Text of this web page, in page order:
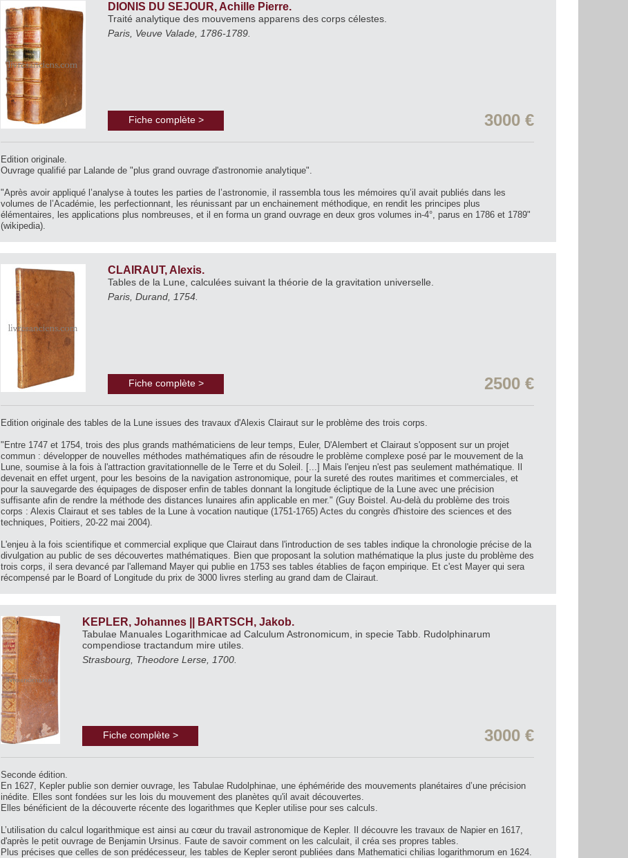
DIONIS DU SEJOUR, Achille Pierre.
Traité analytique des mouvemens apparens des corps célestes.
Paris, Veuve Valade, 1786-1789.
Fiche complète > 3000 €
Edition originale.
Ouvrage qualifié par Lalande de "plus grand ouvrage d'astronomie analytique".
"Après avoir appliqué l’analyse à toutes les parties de l’astronomie, il rassembla tous les mémoires qu’il avait publiés dans les
volumes de l’Académie, les perfectionnant, les réunissant par un enchainement méthodique, en rendit les principes plus
élémentaires, les applications plus nombreuses, et il en forma un grand ouvrage en deux gros volumes in-4°, parus en 1786 et 1789"
(wikipedia).
CLAIRAUT, Alexis.
Tables de la Lune, calculées suivant la théorie de la gravitation universelle.
Paris, Durand, 1754.
Fiche complète > 2500 €
Edition originale des tables de la Lune issues des travaux d'Alexis Clairaut sur le problème des trois corps.
"Entre 1747 et 1754, trois des plus grands mathématiciens de leur temps, Euler, D'Alembert et Clairaut s'opposent sur un projet
commun : développer de nouvelles méthodes mathématiques afin de résoudre le problème complexe posé par le mouvement de la
Lune, soumise à la fois à l'attraction gravitationnelle de le Terre et du Soleil. [...] Mais l'enjeu n'est pas seulement mathématique. Il
devenait en effet urgent, pour les besoins de la navigation astronomique, pour la sureté des routes maritimes et commerciales, et
pour la sauvegarde des équipages de disposer enfin de tables donnant la longitude écliptique de la Lune avec une précision
suffisante afin de rendre la méthode des distances lunaires afin applicable en mer." (Guy Boistel. Au-delà du problème des trois
corps : Alexis Clairaut et ses tables de la Lune à vocation nautique (1751-1765) Actes du congrès d'histoire des sciences et des
techniques, Poitiers, 20-22 mai 2004).
L'enjeu à la fois scientifique et commercial explique que Clairaut dans l'introduction de ses tables indique la chronologie précise de la
divulgation au public de ses découvertes mathématiques. Bien que proposant la solution mathématique la plus juste du problème des
trois corps, il sera devancé par l'allemand Mayer qui publie en 1753 ses tables établies de façon empirique. Et c'est Mayer qui sera
récompensé par le Board of Longitude du prix de 3000 livres sterling au grand dam de Clairaut.
KEPLER, Johannes || BARTSCH, Jakob.
Tabulae Manuales Logarithmicae ad Calculum Astronomicum, in specie Tabb. Rudolphinarum
compendiose tractandum mire utiles.
Strasbourg, Theodore Lerse, 1700.
Fiche complète > 3000 €
Seconde édition.
En 1627, Kepler publie son dernier ouvrage, les Tabulae Rudolphinae, une éphéméride des mouvements planétaires d’une précision
inédite. Elles sont fondées sur les lois du mouvement des planètes qu'il avait découvertes.
Elles bénéficient de la découverte récente des logarithmes que Kepler utilise pour ses calculs.
L’utilisation du calcul logarithmique est ainsi au cœur du travail astronomique de Kepler. Il découvre les travaux de Napier en 1617,
d'après le petit ouvrage de Benjamin Ursinus. Faute de savoir comment on les calculait, il créa ses propres tables.
Plus précises que celles de son prédécesseur, les tables de Kepler seront publiées dans Mathematici chilias logarithmorum en 1624.